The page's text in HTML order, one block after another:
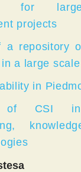
for
projects
a repository
a large
in
of CSI in